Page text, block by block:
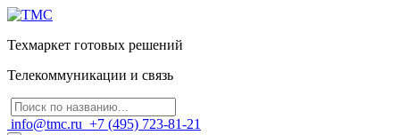
Техмаркет готовых решений
Телекоммуникации и связь
info@tmc.ru +7 (495) 723-81-21